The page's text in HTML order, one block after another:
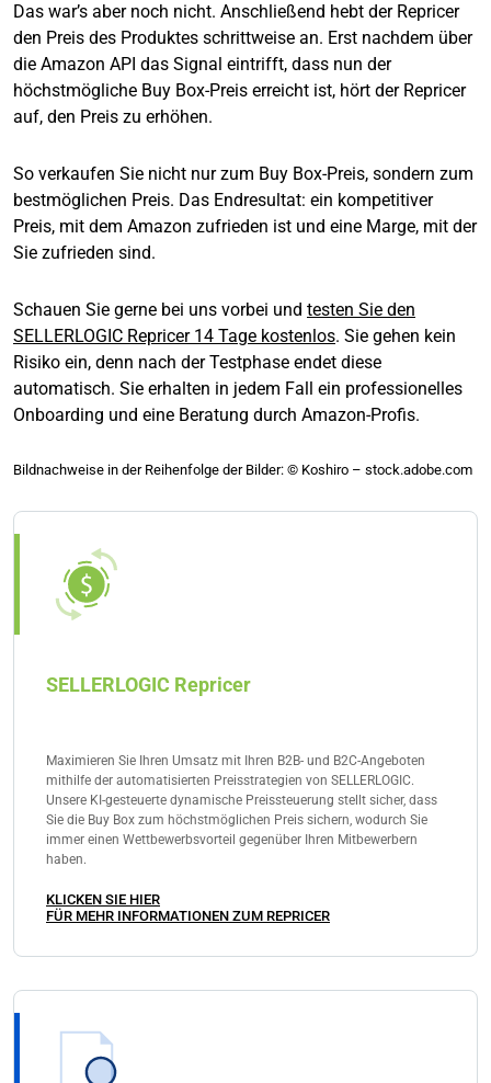
Das war’s aber noch nicht. Anschließend hebt der Repricer
den Preis des Produktes schrittweise an. Erst nachdem über
die Amazon API das Signal eintrifft, dass nun der
höchstmögliche Buy Box-Preis erreicht ist, hört der Repricer
auf, den Preis zu erhöhen.
So verkaufen Sie nicht nur zum Buy Box-Preis, sondern zum
bestmöglichen Preis. Das Endresultat: ein kompetitiver
Preis, mit dem Amazon zufrieden ist und eine Marge, mit der
Sie zufrieden sind.
Schauen Sie gerne bei uns vorbei und testen Sie den
SELLERLOGIC Repricer 14 Tage kostenlos. Sie gehen kein
Risiko ein, denn nach der Testphase endet diese
automatisch. Sie erhalten in jedem Fall ein professionelles
Onboarding und eine Beratung durch Amazon-Profis.
Bildnachweise in der Reihenfolge der Bilder: © Koshiro – stock.adobe.com
SELLERLOGIC Repricer
Maximieren Sie Ihren Umsatz mit Ihren B2B- und B2C-Angeboten
mithilfe der automatisierten Preisstrategien von SELLERLOGIC.
Unsere KI-gesteuerte dynamische Preissteuerung stellt sicher, dass
Sie die Buy Box zum höchstmöglichen Preis sichern, wodurch Sie
immer einen Wettbewerbsvorteil gegenüber Ihren Mitbewerbern
haben.
KLICKEN SIE HIER
FÜR MEHR INFORMATIONEN ZUM REPRICER